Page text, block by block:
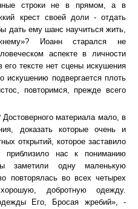
строки не в прямом, а в
крест своей доли - отдать
дать ему шанс научиться жить,
Иоанн старался не
аспекте в личности
тексте нет сцены искушения
искушению подвергается плоть
повторимся, прежде всего
материала мало, в
доказать которые очень и
открытий, которое заставило
нас к пониманию
заметили одну маленькую
повторялась во всех четырех
добротную одежду.
Его, Бросая жребий», -